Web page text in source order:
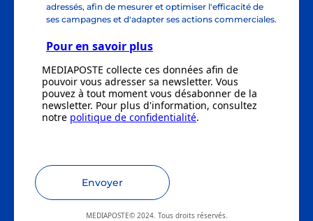
adressés, afin de mesurer et optimiser l'efficacité de
ses campagnes et d'adapter ses actions commerciales.
Pour en savoir plus
MEDIAPOSTE collecte ces données afin de
pouvoir vous adresser sa newsletter. Vous
pouvez à tout moment vous désabonner de la
newsletter. Pour plus d'information, consultez
notre politique de confidentialité.
Envoyer
MEDIAPOSTE© 2024. Tous droits réservés.